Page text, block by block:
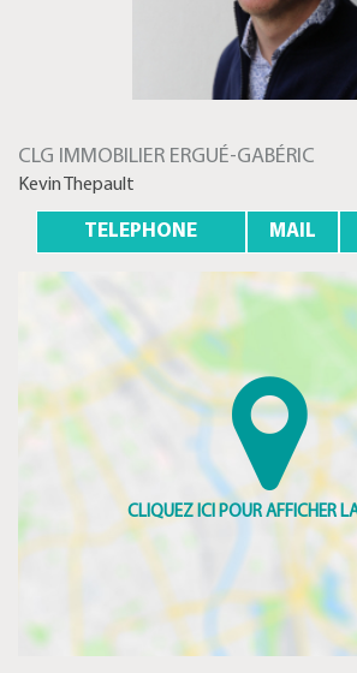
CLG IMMOBILIER ERGUÉ-GABÉRIC
Kevin Thepault
TELEPHONE MAIL